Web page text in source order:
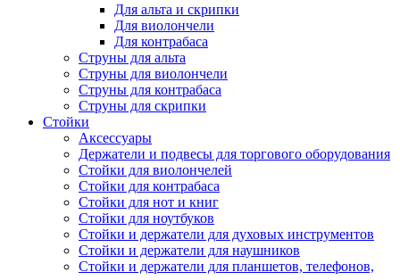
Для альта и скрипки
Для виолончели
Для контрабаса
Струны для альта
Струны для виолончели
Струны для контрабаса
Струны для скрипки
Стойки
Аксессуары
Держатели и подвесы для торгового оборудования
Стойки для виолончелей
Стойки для контрабаса
Стойки для нот и книг
Стойки для ноутбуков
Стойки и держатели для духовых инструментов
Стойки и держатели для наушников
Стойки и держатели для планшетов, телефонов,